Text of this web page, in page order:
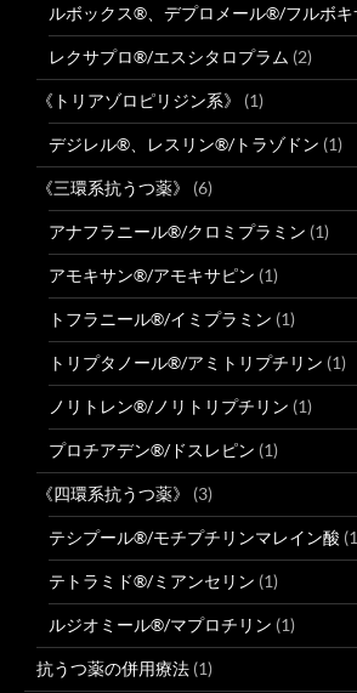
ルボックス®、デプロメール®/フルボキ
レクサプロ®/エスシタロプラム (2)
《トリアゾロピリジン系》 (1)
デジレル®、レスリン®/トラゾドン (1)
《三環系抗うつ薬》 (6)
アナフラニール®/クロミプラミン (1)
アモキサン®/アモキサピン (1)
トフラニール®/イミプラミン (1)
トリプタノール®/アミトリプチリン (1)
ノリトレン®/ノリトリプチリン (1)
プロチアデン®/ドスレピン (1)
《四環系抗うつ薬》 (3)
テシプール®/モチプチリンマレイン酸
テトラミド®/ミアンセリン (1)
ルジオミール®/マプロチリン (1)
抗うつ薬の併用療法 (1)